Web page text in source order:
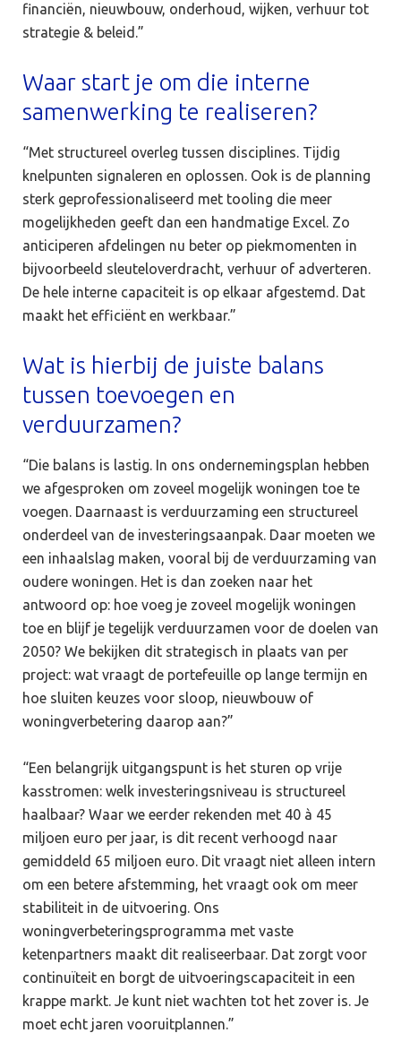
financiën, nieuwbouw, onderhoud, wijken, verhuur tot
strategie & beleid.”
Waar start je om die interne
samenwerking te realiseren?
“Met structureel overleg tussen disciplines. Tijdig
knelpunten signaleren en oplossen. Ook is de planning
sterk geprofessionaliseerd met tooling die meer
mogelijkheden geeft dan een handmatige Excel. Zo
anticiperen afdelingen nu beter op piekmomenten in
bijvoorbeeld sleuteloverdracht, verhuur of adverteren.
De hele interne capaciteit is op elkaar afgestemd. Dat
maakt het efficiënt en werkbaar.”
Wat is hierbij de juiste balans
tussen toevoegen en
verduurzamen?
“Die balans is lastig. In ons ondernemingsplan hebben
we afgesproken om zoveel mogelijk woningen toe te
voegen. Daarnaast is verduurzaming een structureel
onderdeel van de investeringsaanpak. Daar moeten we
een inhaalslag maken, vooral bij de verduurzaming van
oudere woningen. Het is dan zoeken naar het
antwoord op: hoe voeg je zoveel mogelijk woningen
toe en blijf je tegelijk verduurzamen voor de doelen van
2050? We bekijken dit strategisch in plaats van per
project: wat vraagt de portefeuille op lange termijn en
hoe sluiten keuzes voor sloop, nieuwbouw of
woningverbetering daarop aan?”
“Een belangrijk uitgangspunt is het sturen op vrije
kasstromen: welk investeringsniveau is structureel
haalbaar? Waar we eerder rekenden met 40 à 45
miljoen euro per jaar, is dit recent verhoogd naar
gemiddeld 65 miljoen euro. Dit vraagt niet alleen intern
om een betere afstemming, het vraagt ook om meer
stabiliteit in de uitvoering. Ons
woningverbeteringsprogramma met vaste
ketenpartners maakt dit realiseerbaar. Dat zorgt voor
continuïteit en borgt de uitvoeringscapaciteit in een
krappe markt. Je kunt niet wachten tot het zover is. Je
moet echt jaren vooruitplannen.”